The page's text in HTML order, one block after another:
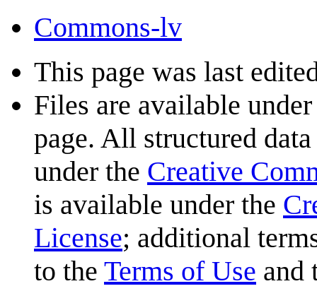
Commons-lv
This page was last
Files are available
page. All structured
under the Creative
is available under the
License; additional
to the Terms of Use and